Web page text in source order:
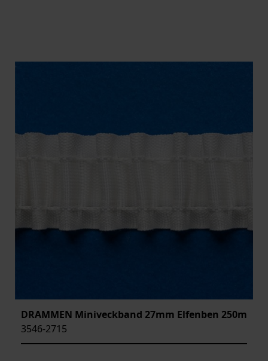
DRAMMEN Miniveckband 27mm Elfenben 250m
3546-2715